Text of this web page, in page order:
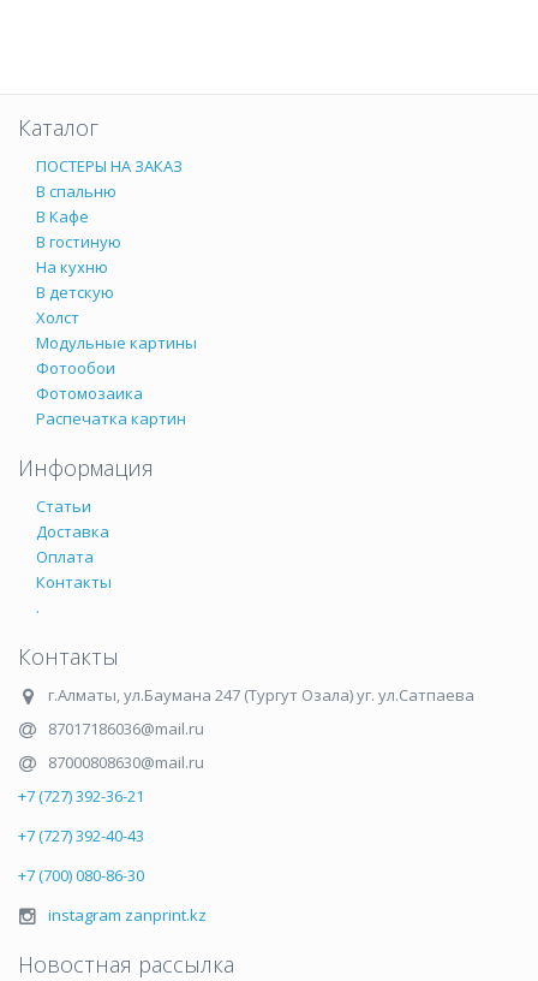
Каталог
ПОСТЕРЫ НА ЗАКАЗ
В спальню
В Кафе
В гостиную
На кухню
В детскую
Холст
Модульные картины
Фотообои
Фотомозаика
Распечатка картин
Информация
Статьи
Доставка
Оплата
Контакты
.
Контакты
г.Алматы,ул.Баумана 247 (Тургут Озала) уг. ул.Сатпаева
87017186036@mail.ru
87000808630@mail.ru
+7 (727) 392-36-21
+7 (727) 392-40-43
+7 (700) 080-86-30
instagram zanprint.kz
Новостная рассылка